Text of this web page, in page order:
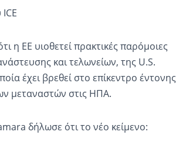
η ΕΕ υιοθετεί πρακτικές παρόμοιες
και τελωνείων, της U.S.
έχει βρεθεί στο επίκεντρο έντονης
μεταναστών στις ΗΠΑ.
δήλωσε ότι το νέο κείμενο: